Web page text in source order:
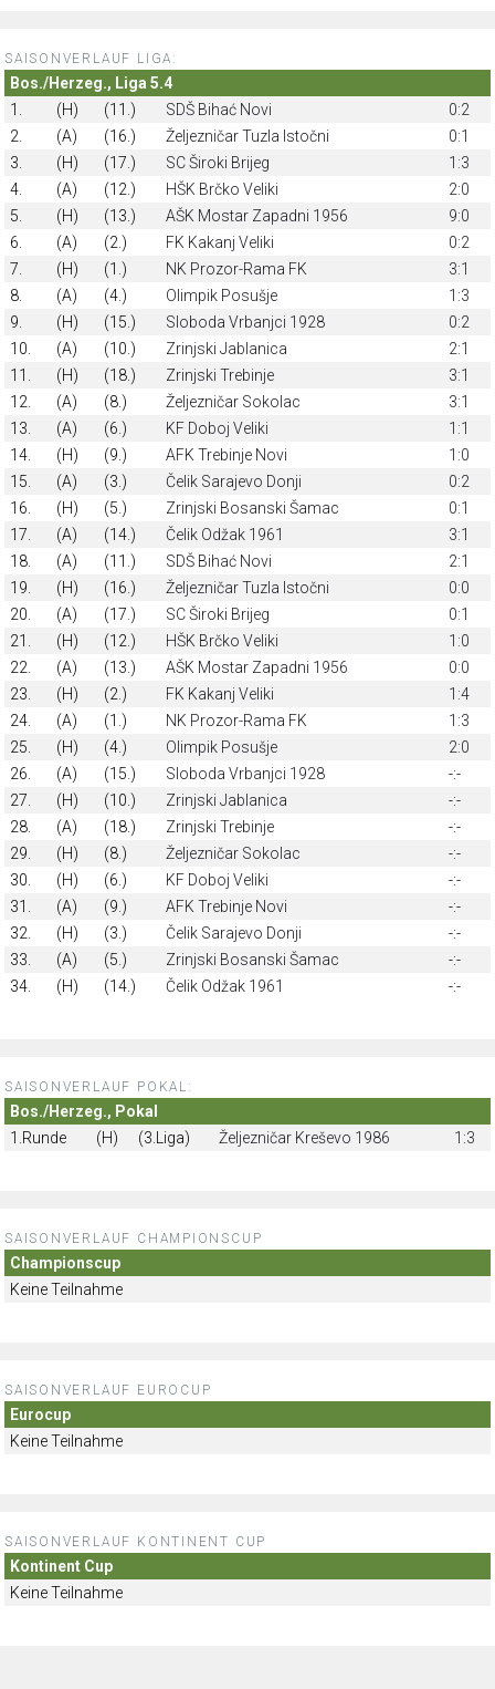
SAISONVERLAUF LIGA:
Bos./Herzeg., Liga 5.4
1.
(H) (11.) SDŠ Bihać Novi
0:2
2.
(A) (16.) Željezničar Tuzla Istočni
0:1
3.
(H) (17.) SC Široki Brijeg
1:3
4.
(A) (12.) HŠK Brčko Veliki
2:0
5.
(H) (13.) AŠK Mostar Zapadni 1956
9:0
6.
(A) (2.) FK Kakanj Veliki
0:2
7.
(H) (1.) NK Prozor-Rama FK
3:1
8.
(A) (4.) Olimpik Posušje
1:3
9.
(H) (15.) Sloboda Vrbanjci 1928
0:2
10.
(A) (10.) Zrinjski Jablanica
2:1
11.
(H) (18.) Zrinjski Trebinje
3:1
12.
(A) (8.) Željezničar Sokolac
3:1
13.
(A) (6.) KF Doboj Veliki
1:1
14.
(H) (9.) AFK Trebinje Novi
1:0
15.
(A) (3.) Čelik Sarajevo Donji
0:2
16.
(H) (5.) Zrinjski Bosanski Šamac
0:1
17.
(A) (14.) Čelik Odžak 1961
3:1
18.
(A) (11.) SDŠ Bihać Novi
2:1
19.
(H) (16.) Željezničar Tuzla Istočni
0:0
20.
(A) (17.) SC Široki Brijeg
0:1
21.
(H) (12.) HŠK Brčko Veliki
1:0
22.
(A) (13.) AŠK Mostar Zapadni 1956
0:0
23.
(H) (2.) FK Kakanj Veliki
1:4
24.
(A) (1.) NK Prozor-Rama FK
1:3
25.
(H) (4.) Olimpik Posušje
2:0
26.
(A) (15.) Sloboda Vrbanjci 1928
-:-
27.
(H) (10.) Zrinjski Jablanica
-:-
28.
(A) (18.) Zrinjski Trebinje
-:-
29.
(H) (8.) Željezničar Sokolac
-:-
30.
(H) (6.) KF Doboj Veliki
-:-
31.
(A) (9.) AFK Trebinje Novi
-:-
32.
(H) (3.) Čelik Sarajevo Donji
-:-
33.
(A) (5.) Zrinjski Bosanski Šamac
-:-
34.
(H) (14.) Čelik Odžak 1961 -:-
SAISONVERLAUF POKAL:
Bos./Herzeg., Pokal
1.Runde
(H) (3.Liga) Željezničar Kreševo 1986 1:3
SAISONVERLAUF CHAMPIONSCUP
Championscup
Keine Teilnahme
SAISONVERLAUF EUROCUP
Eurocup
Keine Teilnahme
SAISONVERLAUF KONTINENT CUP
Kontinent Cup
Keine Teilnahme